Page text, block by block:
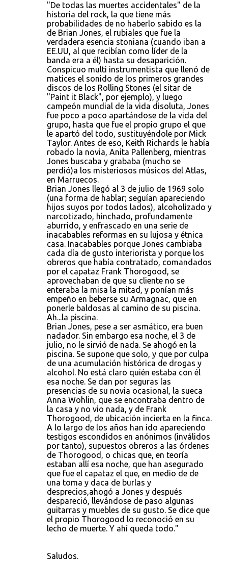
"De todas las muertes accidentales" de la
historia del rock, la que tiene más
probabilidades de no haberlo sabido es la
de Brian Jones, el rubiales que fue la
verdadera esencia stoniana (cuando iban a
EE.UU, al que recibían como líder de la
banda era a él) hasta su desaparición.
Conspicuo multi instrumentista que llenó de
matices el sonido de los primeros grandes
discos de los Rolling Stones (el sitar de
"Paint it Black", por ejemplo), y luego
campeón mundial de la vida disoluta, Jones
fue poco a poco apartándose de la vida del
grupo, hasta que fue el propio grupo el que
le apartó del todo, sustituyéndole por Mick
Taylor. Antes de eso, Keith Richards le había
robado la novia, Anita Pallenberg, mientras
Jones buscaba y grababa (mucho se
perdió)a los misteriosos músicos del Atlas,
en Marruecos.
Brian Jones llegó al 3 de julio de 1969 solo
(una forma de hablar; seguían apareciendo
hijos suyos por todos lados), alcoholizado y
narcotizado, hinchado, profundamente
aburrido, y enfrascado en una serie de
inacabables reformas en su lujosa y étnica
casa. Inacabables porque Jones cambiaba
cada día de gusto interiorista y porque los
obreros que había contratado, comandados
por el capataz Frank Thorogood, se
aprovechaban de que su cliente no se
enteraba la misa la mitad, y ponían más
empeño en beberse su Armagnac, que en
ponerle baldosas al camino de su piscina.
Ah...la piscina.
Brian Jones, pese a ser asmático, era buen
nadador. Sin embargo esa noche, el 3 de
julio, no le sirvió de nada. Se ahogó en la
piscina. Se supone que solo, y que por culpa
de una acumulación histórica de drogas y
alcohol. No está claro quién estaba con él
esa noche. Se dan por seguras las
presencias de su novia ocasional, la sueca
Anna Wohlin, que se encontraba dentro de
la casa y no vio nada, y de Frank
Thorogood, de ubicación incierta en la finca.
A lo largo de los años han ido apareciendo
testigos escondidos en anónimos (inválidos
por tanto), supuestos obreros a las órdenes
de Thorogood, o chicas que, en teoría
estaban allí esa noche, que han asegurado
que fue el capataz el que, en medio de de
una toma y daca de burlas y
desprecios,ahogó a Jones y después
despareció, llevándose de paso algunas
guitarras y muebles de su gusto. Se dice que
el propio Thorogood lo reconoció en su
lecho de muerte. Y ahí queda todo."
Saludos.